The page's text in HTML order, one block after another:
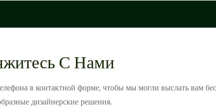
С Нами
в контактной форме, чтобы мы могли выслать вам
дизайнерские решения.